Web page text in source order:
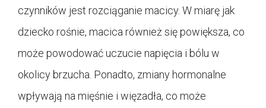
czynników jest rozciąganie macicy. W miarę jak
dziecko rośnie, macica również się powiększa, co
może powodować uczucie napięcia i bólu w
okolicy brzucha. Ponadto, zmiany hormonalne
wpływają na mięśnie i więzadła, co może